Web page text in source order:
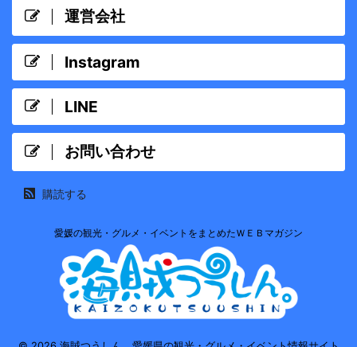
運営会社
Instagram
LINE
お問い合わせ
購読する
愛媛の観光・グルメ・イベントをまとめたＷＥＢマガジン